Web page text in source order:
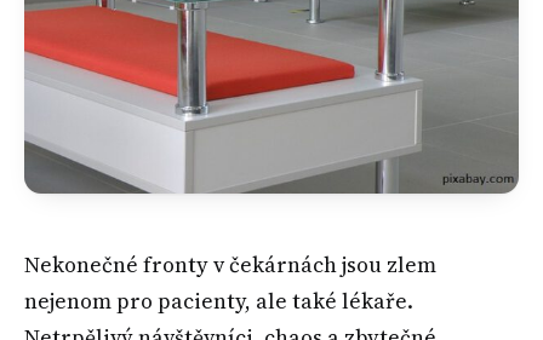
Nekonečné fronty v čekárnách jsou zlem
nejenom pro pacienty, ale také lékaře.